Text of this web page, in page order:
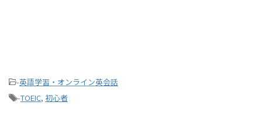
-英語学習・オンライン英会話
-TOEIC, 初心者